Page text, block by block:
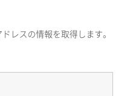
レスの情報を取得します。